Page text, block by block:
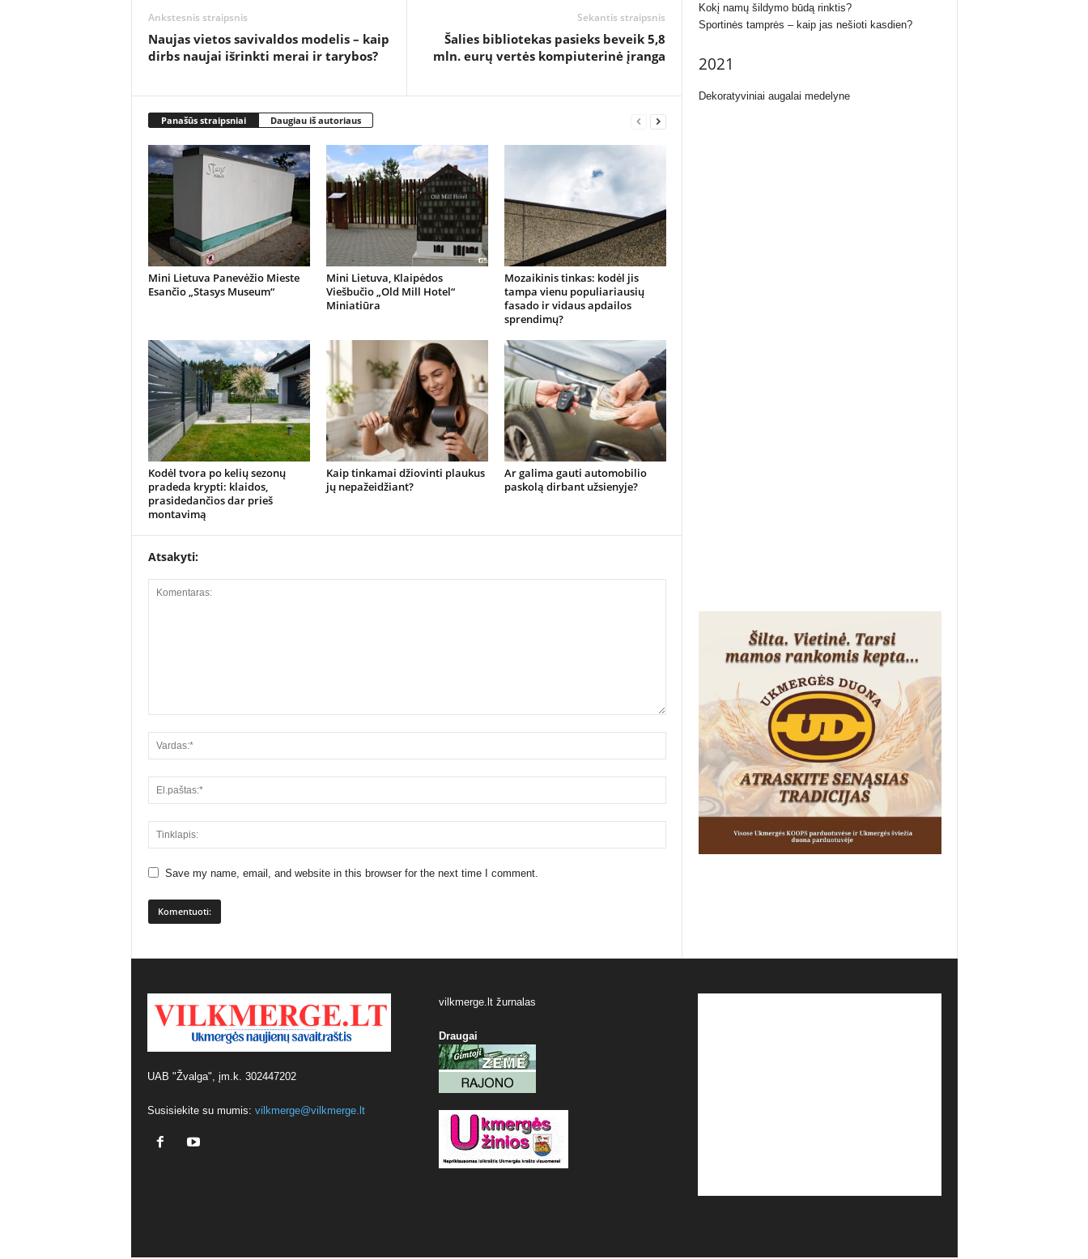
Ankstesnis straipsnis
Naujas vietos savivaldos modelis – kaip
dirbs naujai išrinkti merai ir tarybos?
Sekantis straipsnis
Šalies bibliotekas pasieks beveik 5,8
mln. eurų vertės kompiuterinė įranga
Panašūs straipsniai Daugiau iš autoriaus
Mini Lietuva Panevėžio Mieste
Esančio „Stasys Museum“
Mini Lietuva, Klaipėdos
Viešbučio „Old Mill Hotel“
Miniatiūra
Mozaikinis tinkas: kodėl jis
tampa vienu populiariausių
fasado ir vidaus apdailos
sprendimų?
Kodėl tvora po kelių sezonų
pradeda krypti: klaidos,
prasidedančios dar prieš
montavimą
Kaip tinkamai džiovinti plaukus
jų nepažeidžiant?
Ar galima gauti automobilio
paskolą dirbant užsienyje?
Atsakyti:
Save my name, email, and website in this browser for the next time I comment.
Kokį namų šildymo būdą rinktis?
Sportinės tamprės – kaip jas nešioti kasdien?
2021
Dekoratyviniai augalai medelyne
UAB "Žvalga", įm.k. 302447202
Susisiekite su mumis: vilkmerge@vilkmerge.lt
vilkmerge.lt žurnalas
Draugai